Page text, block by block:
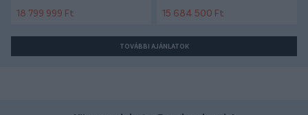
18 799 999 Ft 15 684 500 Ft
TOVÁBBI AJÁNLATOK